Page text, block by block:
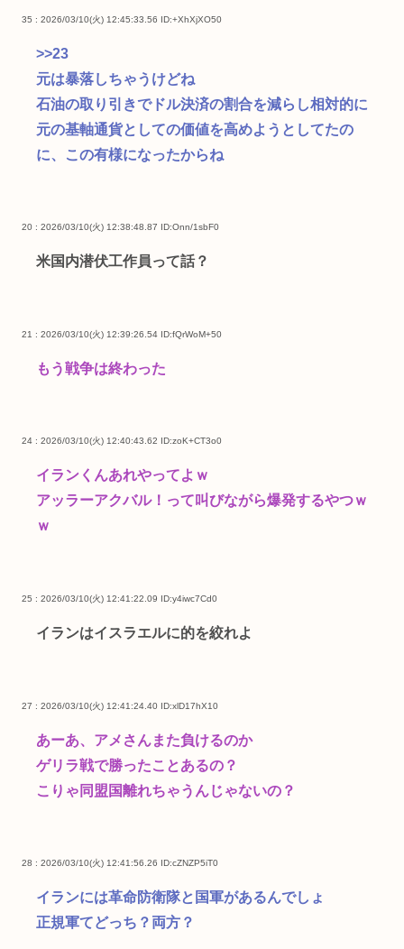
35 : 2026/03/10(火) 12:45:33.56 ID:+XhXjXO50
>>23
元は暴落しちゃうけどね
石油の取り引きでドル決済の割合を減らし相対的に
元の基軸通貨としての価値を高めようとしてたの
に、この有様になったからね
20 : 2026/03/10(火) 12:38:48.87 ID:Onn/1sbF0
米国内潜伏工作員って話？
21 : 2026/03/10(火) 12:39:26.54 ID:fQrWoM+50
もう戦争は終わった
24 : 2026/03/10(火) 12:40:43.62 ID:zoK+CT3o0
イランくんあれやってよｗ
アッラーアクバル！って叫びながら爆発するやつｗ
ｗ
25 : 2026/03/10(火) 12:41:22.09 ID:y4iwc7Cd0
イランはイスラエルに的を絞れよ
27 : 2026/03/10(火) 12:41:24.40 ID:xlD17hX10
あーあ、アメさんまた負けるのか
ゲリラ戦で勝ったことあるの？
こりゃ同盟国離れちゃうんじゃないの？
28 : 2026/03/10(火) 12:41:56.26 ID:cZNZP5iT0
イランには革命防衛隊と国軍があるんでしょ
正規軍てどっち？両方？